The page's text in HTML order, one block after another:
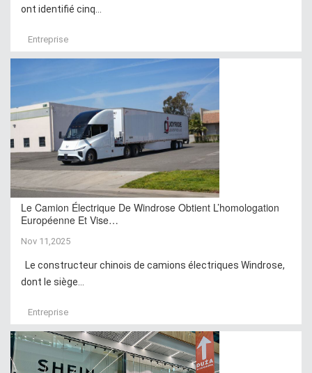
ont identifié cinq...
Entreprise
Le Camion Électrique De Windrose Obtient L’homologation
Européenne Et Vise…
Nov 11,2025
Le constructeur chinois de camions électriques Windrose,
dont le siège...
Entreprise